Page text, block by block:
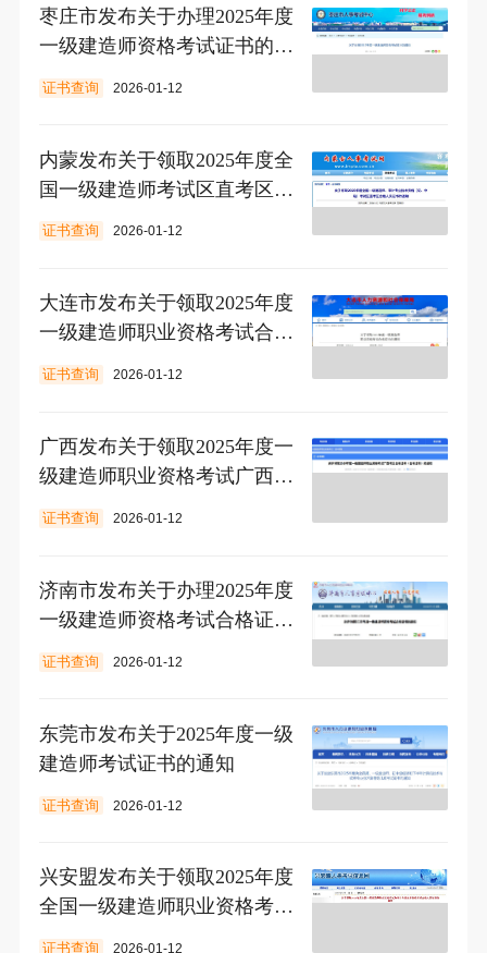
枣庄市发布关于办理2025年度
一级建造师资格考试证书的通
知
证书查询 2026-01-12
内蒙发布关于领取2025年度全
国一级建造师考试区直考区合
格人员证书的通知
证书查询 2026-01-12
大连市发布关于领取2025年度
一级建造师职业资格考试合格
证书的通知
证书查询 2026-01-12
广西发布关于领取2025年度一
级建造师职业资格考试广西考
区合格证书（合格证明）的通
知
证书查询 2026-01-12
济南市发布关于办理2025年度
一级建造师资格考试合格证书
的通知
证书查询 2026-01-12
东莞市发布关于2025年度一级
建造师考试证书的通知
证书查询 2026-01-12
兴安盟发布关于领取2025年度
全国一级建造师职业资格考试
合格人员证书的通知
证书查询 2026-01-12